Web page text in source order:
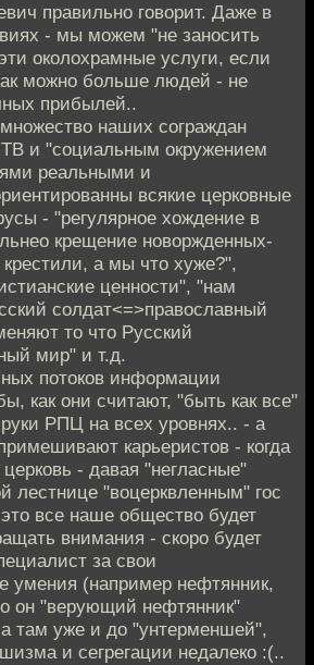
правильно говорит. Даже в
- мы можем "не заносить
околохрамные услуги, если
можно больше людей - не
прибылей..
наших сограждан
и "социальным окружением
реальными и
всякие церковные
- "регулярное хождение в
крещение новоржденных-
а мы что хуже?",
ценности", "нам
солдат<=>православный
то что Русский
мир" и т.д.
потоков информации
как они считают, "быть как все"
РПЦ на всех уровнях.. - а
карьеристов - когда
- давая "негласные"
лестнице "воцерквленным" гос
все наше общество будет
внимания - скоро будет
за свои
умения (например нефтянник,
он "верующий нефтянник"
там уже и до "унтерменшей",
и сегрегации недалеко :(..